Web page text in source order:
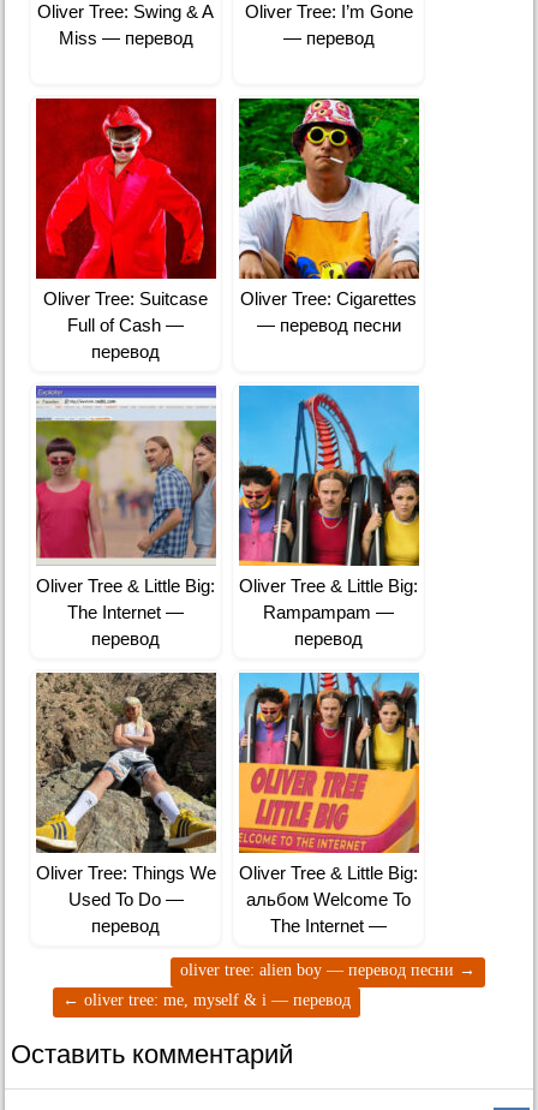
Oliver Tree: Swing & A
Miss — перевод
Oliver Tree: I’m Gone
— перевод
Oliver Tree: Suitcase
Full of Cash —
перевод
Oliver Tree: Cigarettes
— перевод песни
Oliver Tree & Little Big:
The Internet —
перевод
Oliver Tree & Little Big:
Rampampam —
перевод
Oliver Tree: Things We
Used To Do —
перевод
Oliver Tree & Little Big:
альбом Welcome To
The Internet —
oliver tree: alien boy — перевод песни →
← oliver tree: me, myself & i — перевод
Оставить комментарий